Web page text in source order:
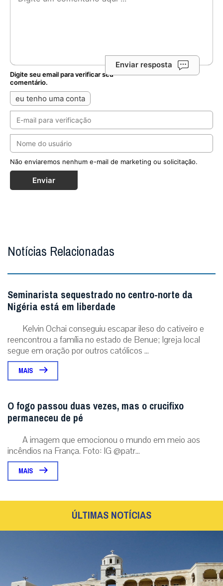
Enviar resposta
Digite seu email para verificar seu
comentário.
eu tenho uma conta
Não enviaremos nenhum e-mail de marketing ou solicitação.
Enviar
Notícias Relacionadas
Seminarista sequestrado no centro-norte da
Nigéria está em liberdade
Kelvin Ochai conseguiu escapar ileso do cativeiro e
reencontrou a família no estado de Benue; Igreja local
segue em oração por outros católicos ...
MAIS
O fogo passou duas vezes, mas o crucifixo
permaneceu de pé
A imagem que emocionou o mundo em meio aos
incêndios na França. Foto: IG @patr...
MAIS
ÚLTIMAS NOTÍCIAS